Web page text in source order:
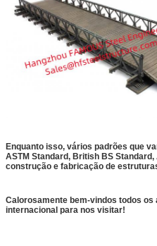
Enquanto isso, vários padrões que
ASTM Standard, British BS
construção e fabricação de
Calorosamente bem-vindos todos
internacional para nos visitar!